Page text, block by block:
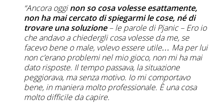
“Ancora ogginon so cosa volesse esattamente,
non ha mai cercato di spiegarmi le cose, né di
trovare una soluzione– le parole di Pjanic –Ero io
che andavo a chiedergli cosa volesse da me, se
facevo bene o male, volevo essere utile… Ma per lui
non c’erano problemi nel mio gioco, non mi ha mai
dato risposte. Il tempo passava, la situazione
peggiorava, ma senza motivo. Io mi comportavo
bene, in maniera molto professionale. È una cosa
molto difficile da capire.